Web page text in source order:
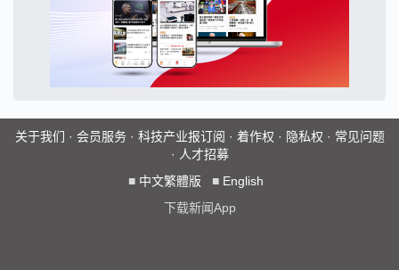
关于我们 · 会员服务· 科技产业报订阅 · 着作权 · 隐私权 · 常见问题
· 人才招募
■ 中文繁體版 ■ English
下载新闻App